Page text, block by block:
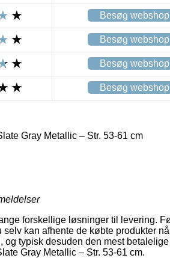
Besøg webshop
Besøg webshop
Besøg webshop
Besøg webshop
Gray Metallic – Str. 53-61 cm
forskellige løsninger til levering.
kan afhente de købte produkter
typisk desuden den mest
Gray Metallic – Str. 53-61 cm.